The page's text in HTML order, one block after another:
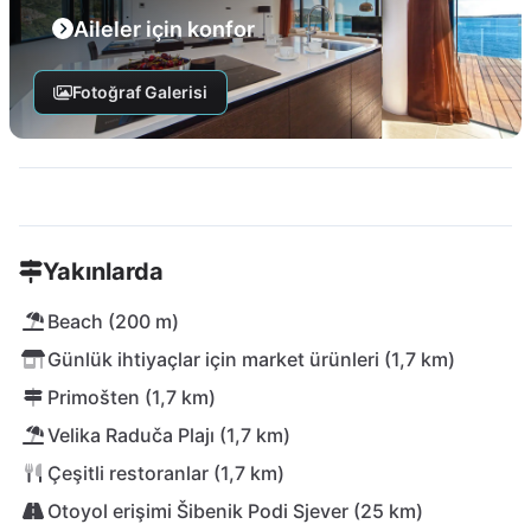
Aileler için konfor
Fotoğraf Galerisi
Yakınlarda
Beach (200 m)
Günlük ihtiyaçlar için market ürünleri (1,7 km)
Primošten (1,7 km)
Velika Raduča Plajı (1,7 km)
Çeşitli restoranlar (1,7 km)
Otoyol erişimi Šibenik Podi Sjever (25 km)